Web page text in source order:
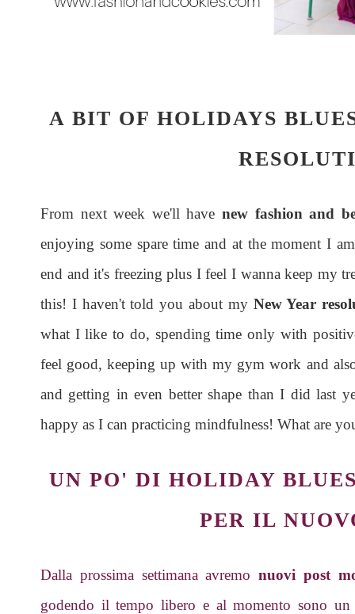
A BIT OF HOLIDAYS
From next week we'll have new fashion and
enjoying some spare time and at the moment I
end and it's freezing plus I feel I wanna keep my
this! I haven't told you about my New Year
what I like to do, spending time only with
feel good, keeping up with my gym work and
and getting in even better shape than I did last
happy as I can practicing mindfulness! What are
UN PO' DI HOLIDAY
PER IL
Dalla prossima settimana avremonuovi post
godendo il tempo libero e al momento sono un